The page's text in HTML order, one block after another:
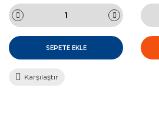
SEPETE EKLE
Karşılaştır